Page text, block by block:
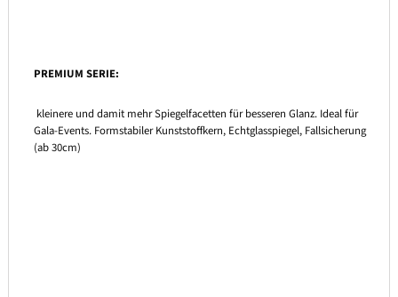
PREMIUM SERIE:
kleinere und damit mehr Spiegelfacetten für besseren Glanz. Ideal für
Gala-Events. Formstabiler Kunststoffkern, Echtglasspiegel, Fallsicherung
(ab 30cm)